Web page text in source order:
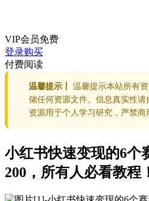
VIP会员免费
登录购买
付费阅读
温馨提示丨
温馨提示本站所有
储任何资源文件。信息真实性
资源用于个人学习研究，严禁商
小红书快速变现的6个
200，所有人必看教程